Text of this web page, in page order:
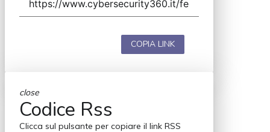
COPIA LINK
close
Codice Rss
Clicca sul pulsante per copiare il link RSS